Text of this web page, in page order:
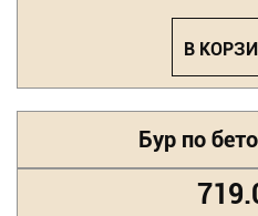
В
Бур по